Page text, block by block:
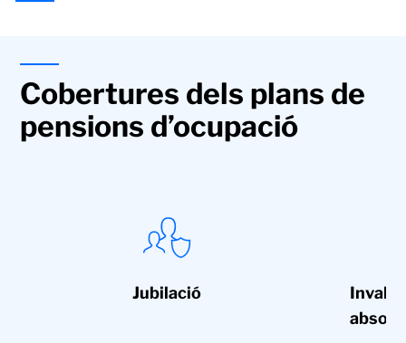
Cobertures dels plans de
pensions d’ocupació
Jubilació